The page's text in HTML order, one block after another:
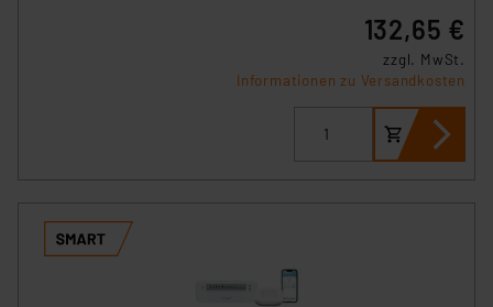
132,65 €
zzgl. MwSt.
Informationen zu Versandkosten